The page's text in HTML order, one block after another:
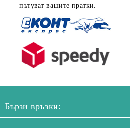
пътуват вашите пратки.
Бързи връзки: